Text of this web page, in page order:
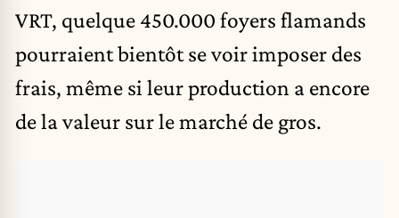
VRT, quelque 450.000 foyers flamands
pourraient bientôt se voir imposer des
frais, même si leur production a encore
de la valeur sur le marché de gros.